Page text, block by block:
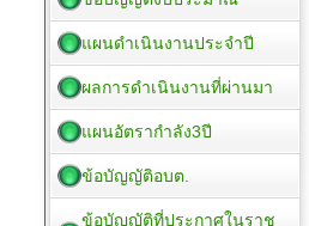
แผนดำเนินงานประจำปี
ผลการดำเนินงานที่ผ่านมา
แผนอัตรากำลัง3ปี
ข้อบัญญัติอบต.
ข้อบัญญัติที่ประกาศในราช